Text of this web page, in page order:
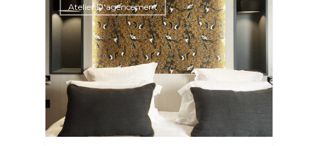
Atelier D'agencement